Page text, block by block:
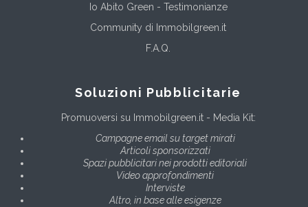
Io Abito Green - Testimonianze
Community di Immobilgreen.it
F.A.Q.
Soluzioni Pubblicitarie
Promuoversi su Immobilgreen.it - Media Kit:
Campagne email su target mirati
Articoli sponsorizzati
Spazi pubblicitari nei prodotti editoriali
Video approfondimenti
Interviste
Altro, in base alle esigenze